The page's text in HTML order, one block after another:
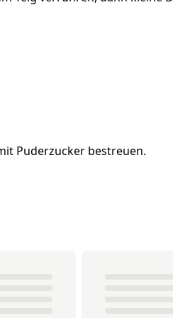
Puderzucker bestreuen.